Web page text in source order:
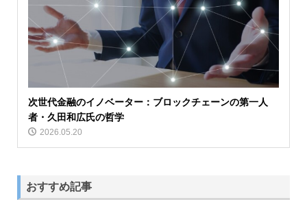
次世代金融のイノベーター：ブロックチェーンの第一人
者・久田和広氏の哲学
2026.05.20
おすすめ記事